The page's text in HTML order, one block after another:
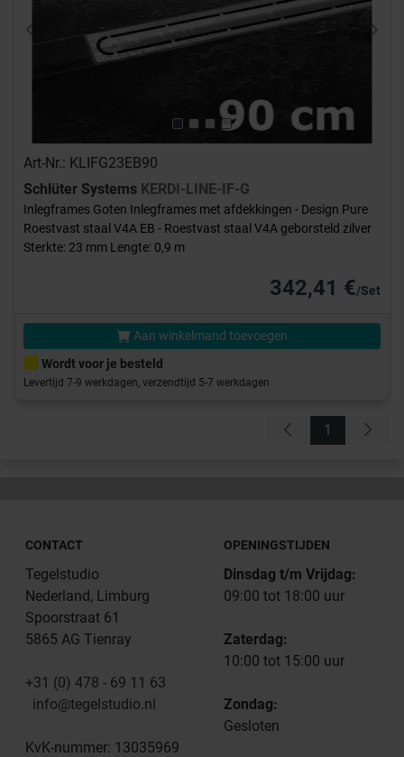
Previous Next
Art-Nr.: KLIFG23EB90
Schlüter Systems KERDI-LINE-IF-G
Inlegframes Goten Inlegframes met afdekkingen - Design Pure
Roestvast staal V4A EB - Roestvast staal V4A geborsteld zilver
Sterkte: 23 mm Lengte: 0,9 m
342,41 €/Set
Aan winkelmand toevoegen
Wordt voor je besteld
Levertijd 7-9 werkdagen, verzendtijd 5-7 werkdagen
1
CONTACT
Tegelstudio
Nederland, Limburg
Spoorstraat 61
5865 AG Tienray
+31 (0) 478 - 69 11 63
info@tegelstudio.nl
KvK-nummer: 13035969
OPENINGSTIJDEN
Dinsdag t/m Vrijdag:
09:00 tot 18:00 uur
Zaterdag:
10:00 tot 15:00 uur
Zondag:
Gesloten